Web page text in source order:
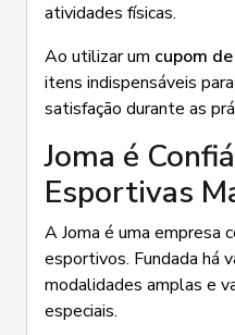
atividades físicas.
Ao utilizar um cupom
itens indispensáveis
satisfação durante as
Joma é
Esportivas
A Joma é uma empresa
esportivos. Fundada há
modalidades amplas e
especiais.